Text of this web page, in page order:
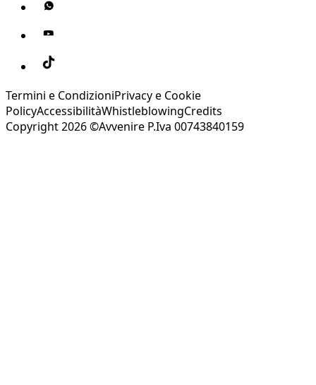
Termini e CondizioniPrivacy e Cookie
PolicyAccessibilitàWhistleblowingCredits
Copyright 2026 ©Avvenire P.Iva 00743840159